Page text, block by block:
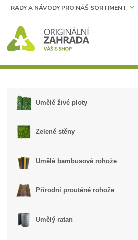
RADY A NÁVODY PRO NÁŠ SORTIMENT
Umělé živé ploty
Zelené stěny
Umělé bambusové rohože
Přírodní proutěné rohože
Umělý ratan